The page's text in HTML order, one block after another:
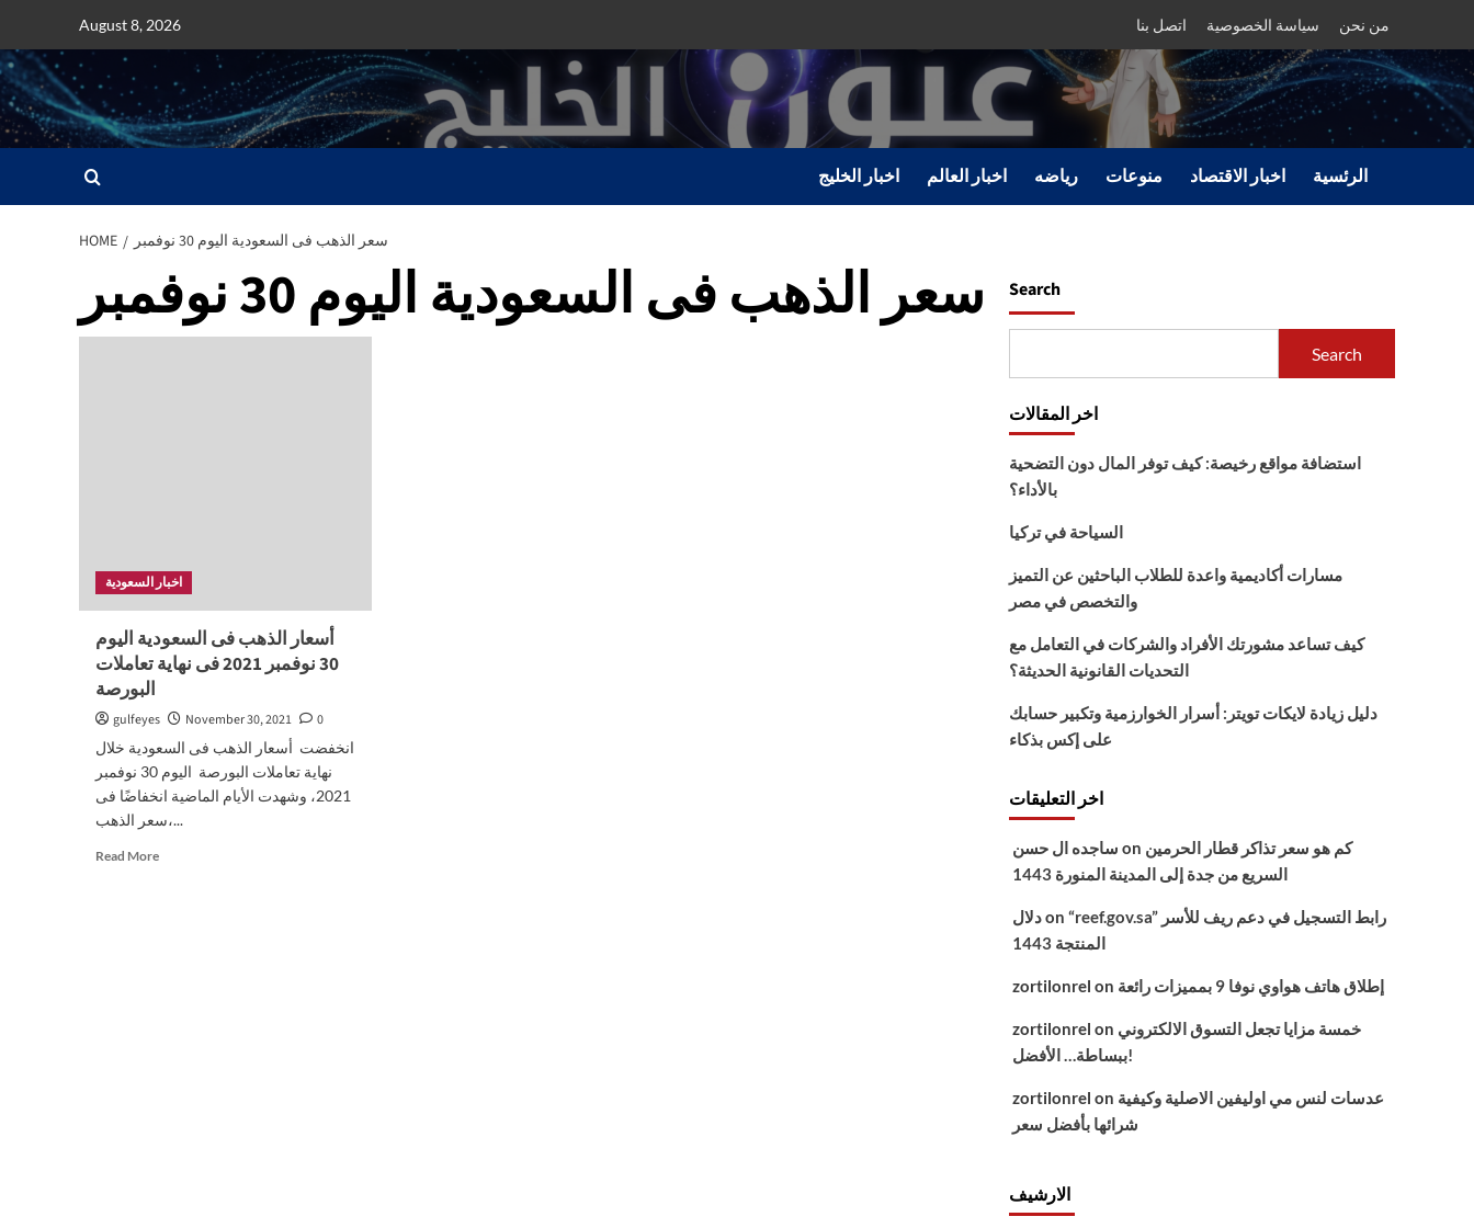
content
August 8, 2026 اتصل بنا سياسة الخصوصية من نحن
اخبار الخليج اخبار العالم رياضه منوعات اخبار الاقتصاد الرئسية
HOME سعر الذهب فى السعودية اليوم 30 نوفمبر
سعر الذهب فى السعودية اليوم 30 نوفمبر
اخبار السعودية
أسعار الذهب فى السعودية اليوم
30 نوفمبر 2021 فى نهاية تعاملات
البورصة
gulfeyes November 30, 2021
0
انخفضت أسعار الذهب فى السعودية خلال
نهاية تعاملات البورصة اليوم 30 نوفمبر
2021، وشهدت الأيام الماضية انخفاضًا فى
سعر الذهب،...
Read MoreRead
Search
Search
اخر المقالات
استضافة مواقع رخيصة: كيف توفر المال دون التضحية
بالأداء؟
السياحة في تركيا
مسارات أكاديمية واعدة للطلاب الباحثين عن التميز
والتخصص في مصر
كيف تساعد مشورتك الأفراد والشركات في التعامل مع
التحديات القانونية الحديثة؟
دليل زيادة لايكات تويتر: أسرار الخوارزمية وتكبير حسابك
على إكس بذكاء
اخر التعليقات
ساجده ال حسن on كم هو سعر تذاكر قطار الحرمين
السريع من جدة إلى المدينة المنورة 1443
دلالon “reef.gov.sa” رابط التسجيل في دعم ريف للأسر
المنتجة 1443
zortilonrel on إطلاق هاتف هواوي نوفا 9 بمميزات رائعة
zortilonrel on خمسة مزايا تجعل التسوق الالكتروني
ببساطة… الأفضل!
zortilonrel on عدسات لنس مي اوليفين الاصلية وكيفية
شرائها بأفضل سعر
الارشيف